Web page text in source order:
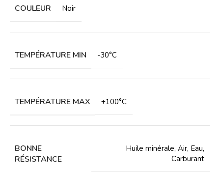
COULEUR Noir
TEMPÉRATURE MIN -30°C
TEMPÉRATURE MAX +100°C
BONNE
RÉSISTANCE
Huile minérale, Air, Eau,
Carburant